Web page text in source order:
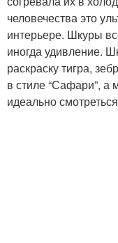
человечества это
интерьере. Шкуры
иногда удивление.
раскраску тигра,
в стиле “Сафари”, а
идеально